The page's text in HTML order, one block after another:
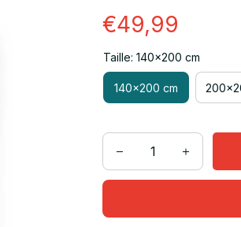
€49,99
Taille: 140x200 cm
140x200 cm